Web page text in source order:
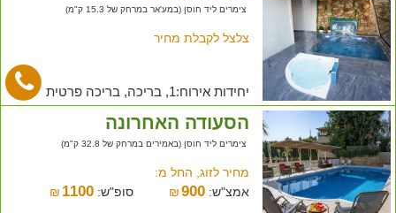
צימרים ליד חוסן (במע'אר במרחק של 15.3 ק"מ)
צלצל לקבלת מחיר
יחידות אירוח:1, בריכה, בריכה פרטית
הסעודה האחרונה
צימרים ליד חוסן (באמירים במרחק של 32.8 ק"מ)
מחיר לזוג, החל מ:
אמצ"ש:
₪900 סופ"ש: ₪ 1100